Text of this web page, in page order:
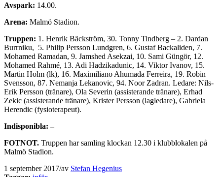
Avspark: 14.00.
Arena: Malmö Stadion.
Truppen: 1. Henrik Bäckström, 30. Tonny Tindberg – 2. Dardan
Burrniku, 5. Philip Persson Lundgren, 6. Gustaf Backaliden, 7.
Mohamed Ramadan, 9. Jamshed Asekzai, 10. Sami Güngör, 12.
Mohamed Rahmé, 13. Adi Hadzikadunic, 14. Viktor Ivanov, 15.
Martin Holm (lk), 16. Maximiliano Ahumada Ferreira, 19. Robin
Svensson, 87. Nemanja Lekanovic, 94. Noor Zadran. Ledare: Nils-
Erik Persson (tränare), Ola Severin (assisterande tränare), Erhad
Zekic (assisterande tränare), Krister Persson (lagledare), Gabriela
Herendic (fysioterapeut).
Indisponibla: –
FOTNOT. Truppen har samling klockan 12.30 i klubblokalen på
Malmö Stadion.
1 september 2017/av Stefan Hegenius